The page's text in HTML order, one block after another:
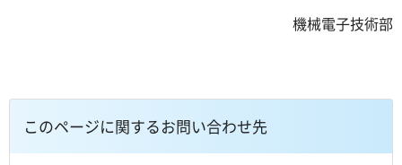
機械電子技術部
このページに関するお問い合わせ先